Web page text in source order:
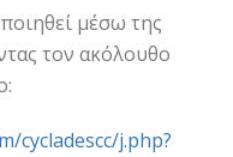
μέσω της
τον ακόλουθο
cycladescc/j.php?